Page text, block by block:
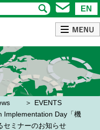
EN
EVENTS
Implementation Day「機
セミナーのお知らせ